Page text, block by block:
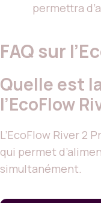
permettra
FAQ sur
Quelle est
l’EcoFlow
L’EcoFlow River 2
qui permet
simultanément.